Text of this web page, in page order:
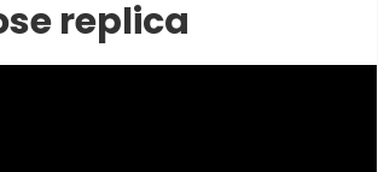
replica